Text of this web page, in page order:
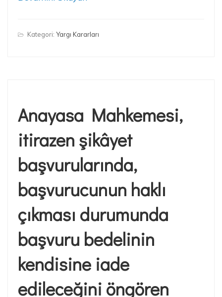
Kategori: Yargı Kararları
Anayasa Mahkemesi,
itirazen şikâyet
başvurularında,
başvurucunun haklı
çıkması durumunda
başvuru bedelinin
kendisine iade
edileceğini öngören